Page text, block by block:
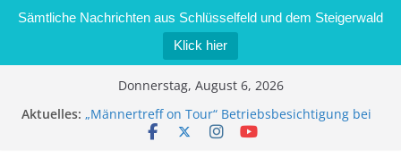
Sämtliche Nachrichten aus Schlüsselfeld und dem Steigerwald
Klick hier
Donnerstag, August 6, 2026
Aktuelles: „Männertreff on Tour“ Betriebsbesichtigung bei
der Schreinerei Zimmermann GmbH